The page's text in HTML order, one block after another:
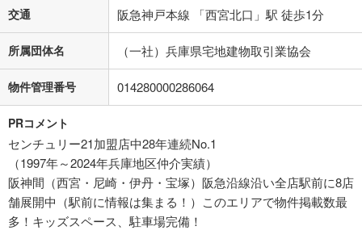
交通 阪急神戸本線 「西宮北口」駅 徒歩1分
所属団体名 （一社）兵庫県宅地建物取引業協会
物件管理番号 014280000286064
PRコメント
センチュリー21加盟店中28年連続No.1
（1997年～2024年兵庫地区仲介実績）
阪神間（西宮・尼崎・伊丹・宝塚）阪急沿線沿い全店駅前に8店
舗展開中（駅前に情報は集まる！）このエリアで物件掲載数最
多！キッズスペース、駐車場完備！